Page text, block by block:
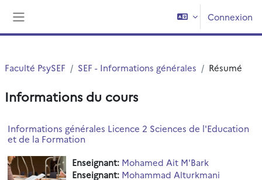
Connexion
Faculté PsySEF SEF - Informations générales Résumé
Informations du cours
Informations générales Licence 2 Sciences de l'Education
et de la Formation
Enseignant: Mohamed Ait M'Bark
Enseignant: Mohammad Alturkmani